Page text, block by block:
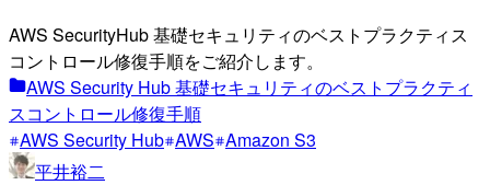
AWS SecurityHub 基礎セキュリティのベストプラクティス
コントロール修復手順をご紹介します。
AWS Security Hub 基礎セキュリティのベストプラクティ
スコントロール修復手順
AWS Security Hub AWS Amazon S3
平井裕二